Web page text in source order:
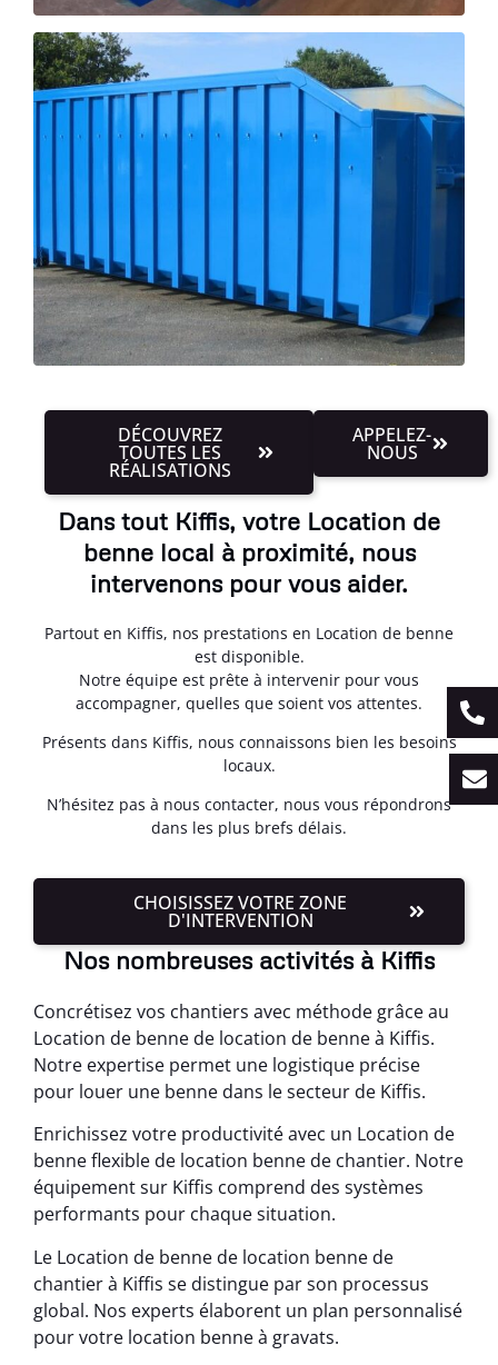
DÉCOUVREZ
TOUTES LES
RÉALISATIONS
APPELEZ-
NOUS
Dans tout Kiffis, votre Location de
benne local à proximité, nous
intervenons pour vous aider.
Partout en Kiffis, nos prestations en Location de benne
est disponible.
Notre équipe est prête à intervenir pour vous
accompagner, quelles que soient vos attentes.
Présents dans Kiffis, nous connaissons bien les besoins
locaux.
N’hésitez pas à nous contacter, nous vous répondrons
dans les plus brefs délais.
CHOISISSEZ VOTRE ZONE
D'INTERVENTION
Nos nombreuses activités à Kiffis
Concrétisez vos chantiers avec méthode grâce au
Location de benne de location de benne à Kiffis.
Notre expertise permet une logistique précise
pour louer une benne dans le secteur de Kiffis.
Enrichissez votre productivité avec un Location de
benne flexible de location benne de chantier. Notre
équipement sur Kiffis comprend des systèmes
performants pour chaque situation.
Le Location de benne de location benne de
chantier à Kiffis se distingue par son processus
global. Nos experts élaborent un plan personnalisé
pour votre location benne à gravats.